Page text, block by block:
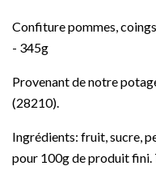
Confiture pommes,
- 345g
Provenant de notre
(28210).
Ingrédients: fruit, sucre,
pour 100g de produit fini.